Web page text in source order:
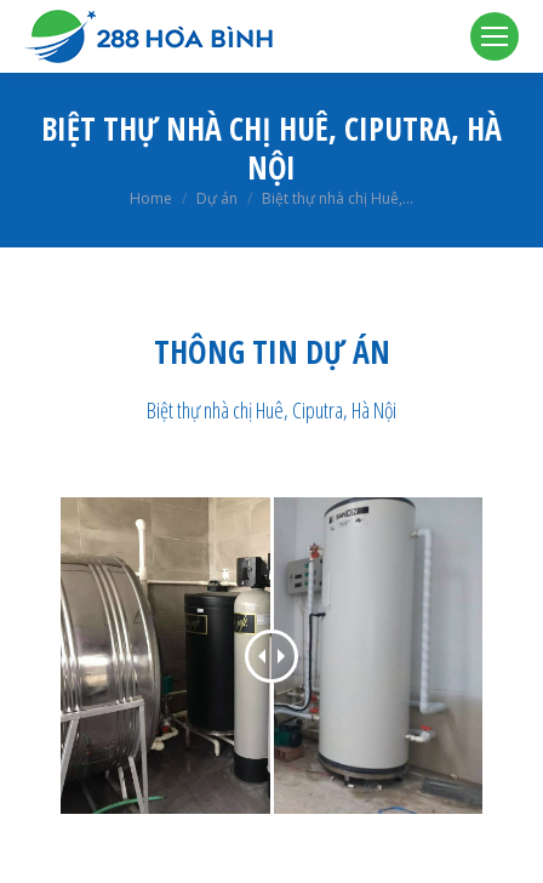
BIỆT THỰ NHÀ CHỊ HUÊ, CIPUTRA, HÀ
NỘI
You are here:
Home Dự án Biệt thự nhà chị Huê,…
THÔNG TIN DỰ ÁN
Biệt thự nhà chị Huê, Ciputra, Hà Nội